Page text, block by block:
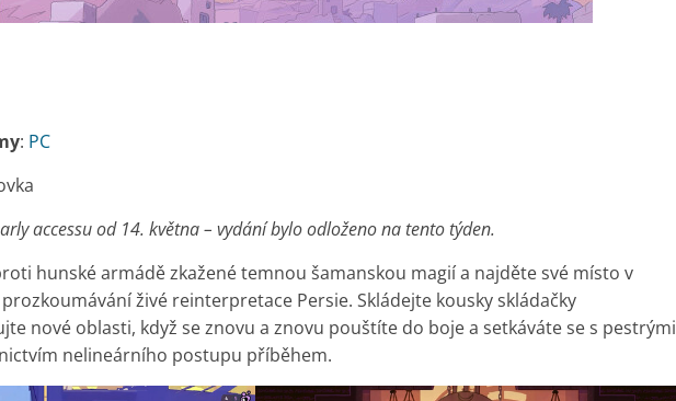
: PC
accessu od 14. května – vydání bylo odloženo na tento týden.
hunské armádě zkažené temnou šamanskou magií a najděte své místo v
živé reinterpretace Persie. Skládejte kousky skládačky
nové oblasti, když se znovu a znovu pouštíte do boje a setkáváte se s pestrými
nelineárního postupu příběhem.